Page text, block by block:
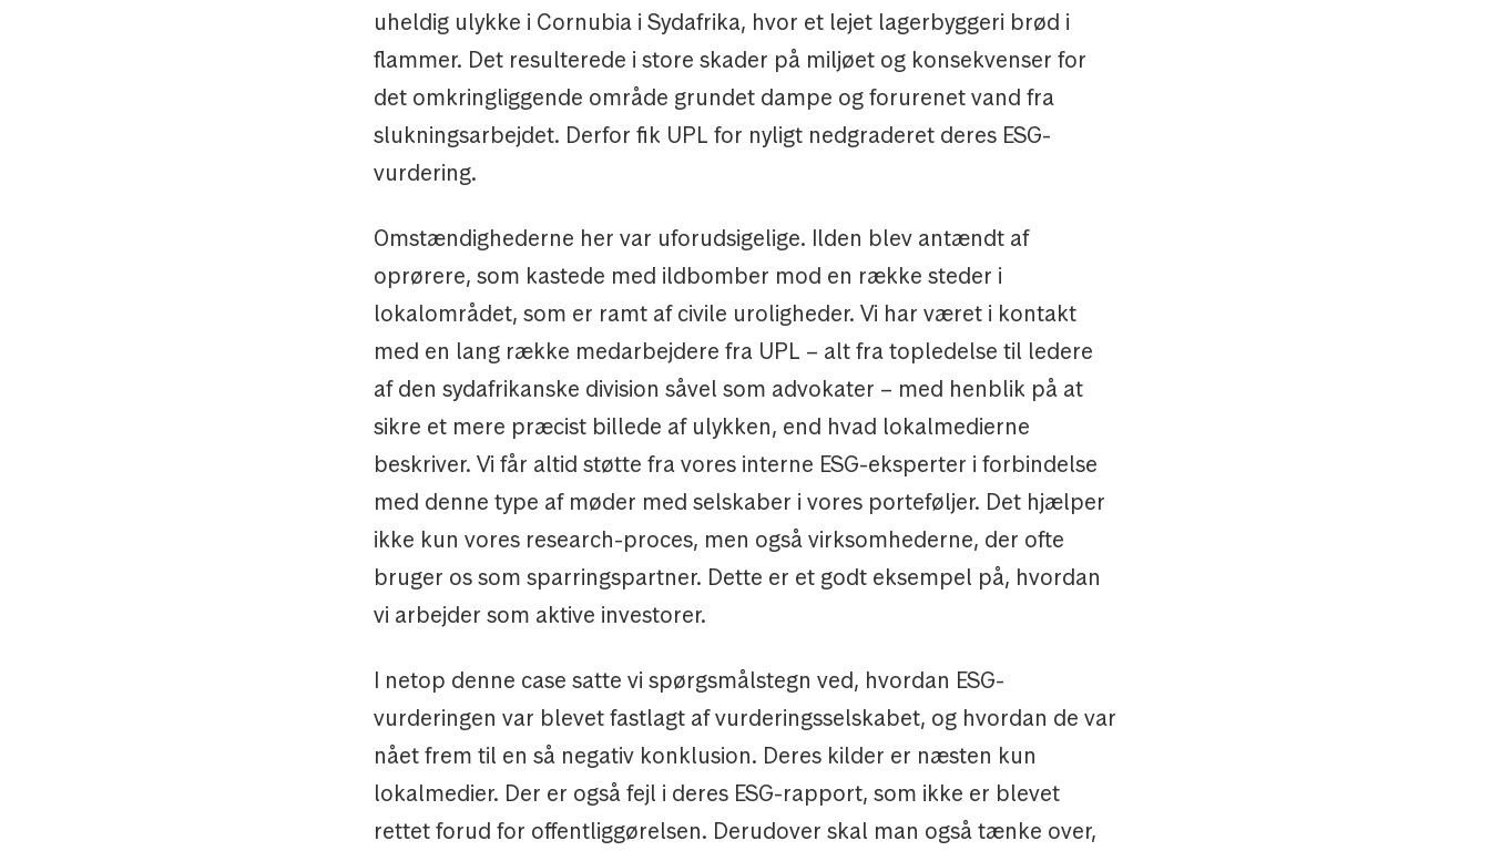
uheldig ulykke i Cornubia i Sydafrika, hvor et lejet lagerbyggeri brød i
flammer. Det resulterede i store skader på miljøet og konsekvenser for
det omkringliggende område grundet dampe og forurenet vand fra
slukningsarbejdet. Derfor fik UPL for nyligt nedgraderet deres ESG-
vurdering.
Omstændighederne her var uforudsigelige. Ilden blev antændt af
oprørere, som kastede med ildbomber mod en række steder i
lokalområdet, som er ramt af civile uroligheder. Vi har været i kontakt
med en lang række medarbejdere fra UPL – alt fra topledelse til ledere
af den sydafrikanske division såvel som advokater – med henblik på at
sikre et mere præcist billede af ulykken, end hvad lokalmedierne
beskriver. Vi får altid støtte fra vores interne ESG-eksperter i forbindelse
med denne type af møder med selskaber i vores porteføljer. Det hjælper
ikke kun vores research-proces, men også virksomhederne, der ofte
bruger os som sparringspartner. Dette er et godt eksempel på, hvordan
vi arbejder som aktive investorer.
I netop denne case satte vi spørgsmålstegn ved, hvordan ESG-
vurderingen var blevet fastlagt af vurderingsselskabet, og hvordan de var
nået frem til en så negativ konklusion. Deres kilder er næsten kun
lokalmedier. Der er også fejl i deres ESG-rapport, som ikke er blevet
rettet forud for offentliggørelsen. Derudover skal man også tænke over,